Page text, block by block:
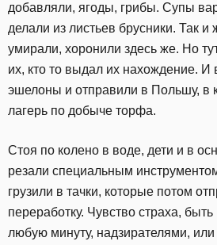
добавляли, ягоды, грибы. Супы
делали из листьев брусники. Так
умирали, хоронили здесь же. Но
их, кто то выдал их нахождение. И
эшелоны и отправили в Польшу, в
лагерь по добыче торфа.
Стоя по колено в воде, дети и в
резали специальным
грузили в тачки, которые потом
переработку. Чувство страха,
любую минуту, надзирателями,